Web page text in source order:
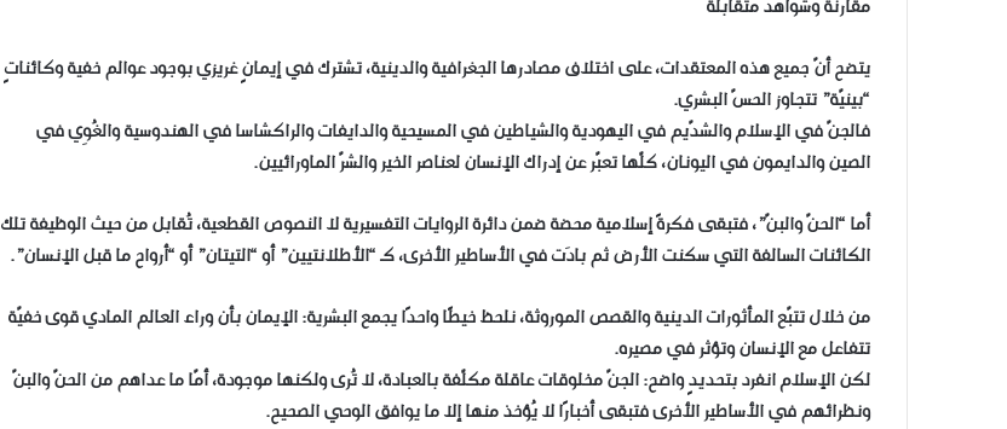
مقارنة وشواهد متقابلة
يتضح أنّ جميع هذه المعتقدات، على اختلاف مصادرها الجغرافية والدينية، تشترك في إيمانٍ غريزي بوجود عوالم خفية وكائناتٍ
“بينيّة” تتجاوز الحسّ البشري.
فالجنّ في الإسلام والشدّيم في اليهودية والشياطين في المسيحية والدايفات والراكشاسا في الهندوسية والغُوِي في
الصين والدايمون في اليونان، كلّها تعبّر عن إدراك الإنسان لعناصر الخير والشرّ الماورائيين.
أما “الحنّ والبنّ”، فتبقى فكرةً إسلامية محضة ضمن دائرة الروايات التفسيرية لا النصوص القطعية، تُقابل من حيث الوظيفة تلك
الكائنات السالفة التي سكنت الأرض ثم بادَت في الأساطير الأخرى، كـ “الأطلانتيين” أو “التيتان” أو “أرواح ما قبل الإنسان”.
من خلال تتبّع المأثورات الدينية والقصص الموروثة، نلحظ خيطًا واحدًا يجمع البشرية: الإيمان بأن وراء العالم المادي قوى خفيّة
تتفاعل مع الإنسان وتؤثر في مصيره.
لكن الإسلام انفرد بتحديدٍ واضح: الجنّ مخلوقات عاقلة مكلّفة بالعبادة، لا تُرى ولكنها موجودة، أمّا ما عداهم من الحنّ والبنّ
ونظرائهم في الأساطير الأخرى فتبقى أخبارًا لا يُؤخذ منها إلا ما يوافق الوحي الصحيح.